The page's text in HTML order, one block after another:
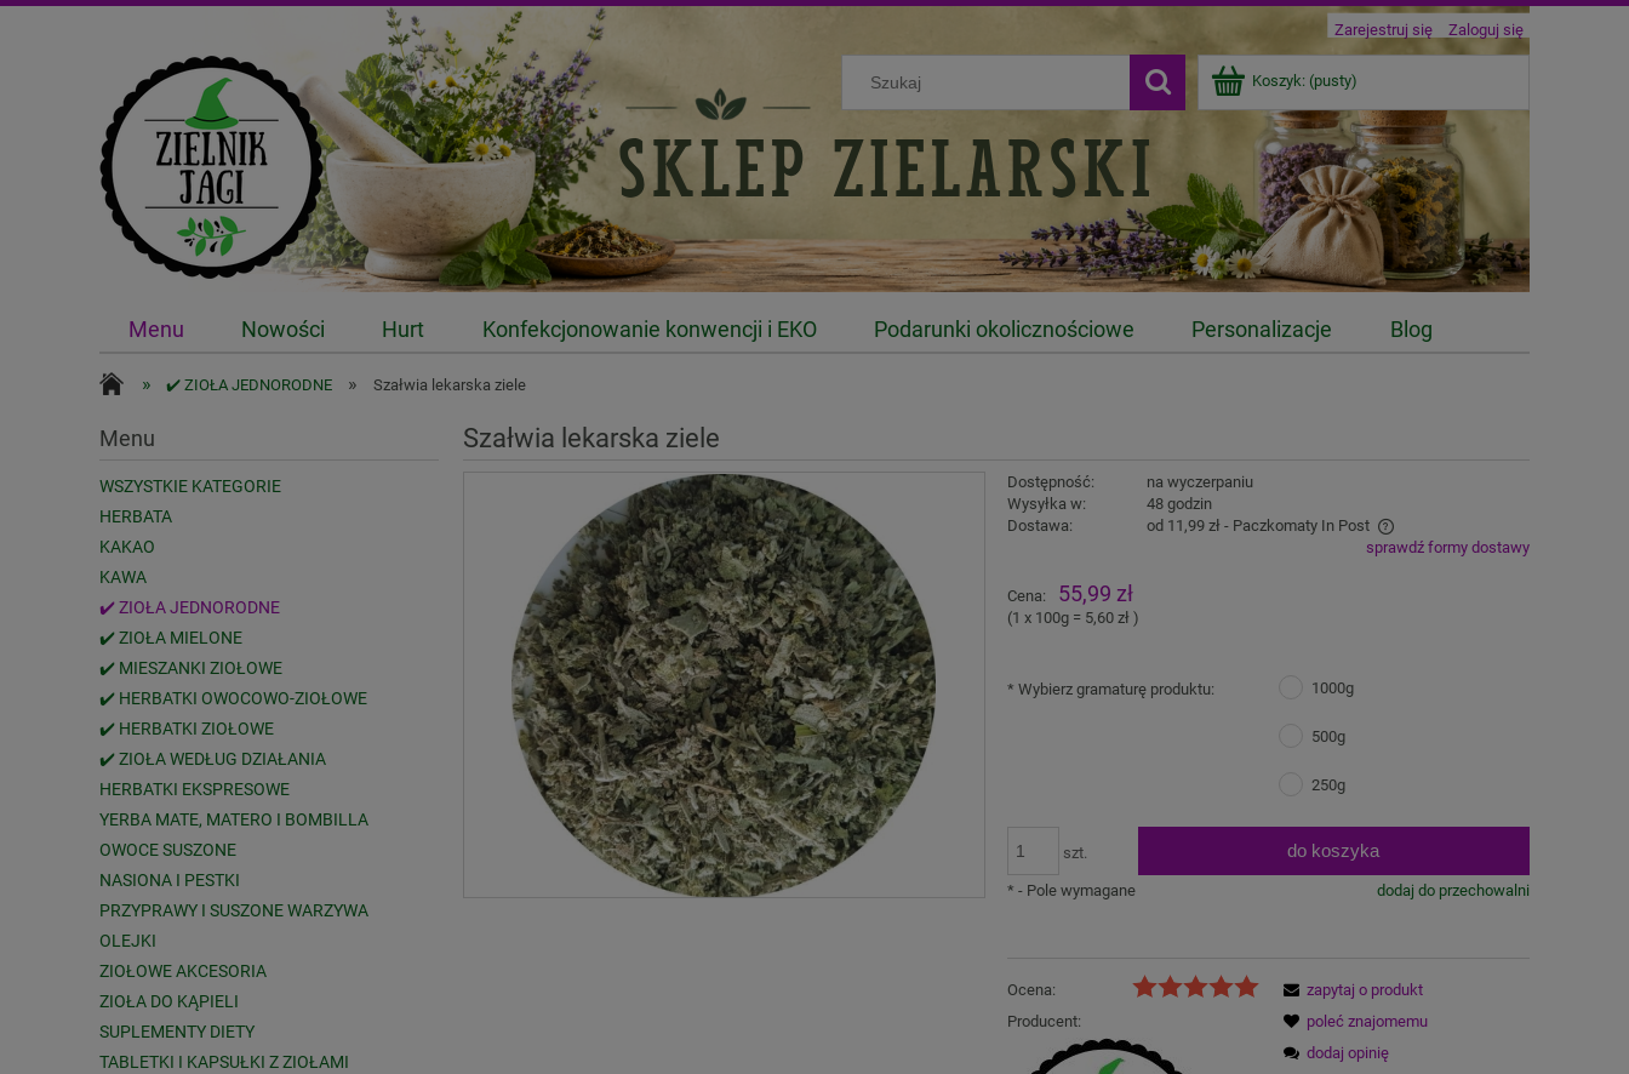
Zarejestruj się Zaloguj się
Koszyk: (pusty)
Menu Nowości Hurt Konfekcjonowanie konwencji i EKO Podarunki okolicznościowe Personalizacje Blog
» ✔️ ZIOŁA JEDNORODNE » Szałwia lekarska ziele
Menu
WSZYSTKIE KATEGORIE
HERBATA
KAKAO
KAWA
✔️ ZIOŁA JEDNORODNE
✔️ ZIOŁA MIELONE
✔️ MIESZANKI ZIOŁOWE
✔️ HERBATKI OWOCOWO-ZIOŁOWE
✔️ HERBATKI ZIOŁOWE
✔️ ZIOŁA WEDŁUG DZIAŁANIA
HERBATKI EKSPRESOWE
YERBA MATE, MATERO I BOMBILLA
OWOCE SUSZONE
NASIONA I PESTKI
PRZYPRAWY I SUSZONE WARZYWA
OLEJKI
ZIOŁOWE AKCESORIA
ZIOŁA DO KĄPIELI
SUPLEMENTY DIETY
TABLETKI I KAPSUŁKI Z ZIOŁAMI
Szałwia lekarska ziele
Dostępność:
na wyczerpaniu
Wysyłka w:
48 godzin
Dostawa:
od 11,99 zł - Paczkomaty In Post
Cena nie zawiera ewentualnych kosztów
płatności
sprawdź formy dostawy
Cena: 55,99 zł
(1x 100g = 5,60 zł)
* Wybierz gramaturę produktu: 1000g
500g
250g
szt. do koszyka
dodaj do przechowalni
* - Pole wymagane
Ocena:
Producent:
zapytaj o produkt
poleć znajomemu
dodaj opinię